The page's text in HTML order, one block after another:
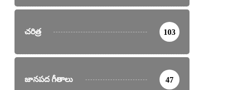
చరిత్ర 103
జానపద గీతాలు 47